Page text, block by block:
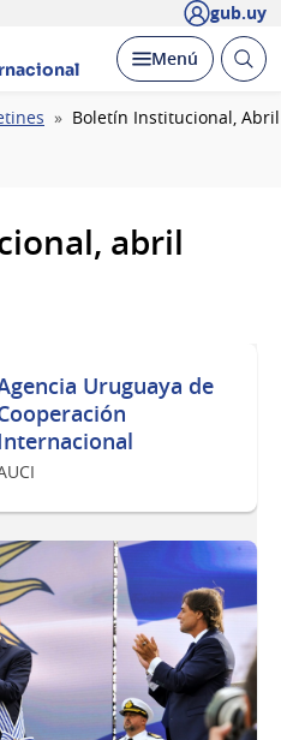
gub.uy
Desplegar
Menú Abrir
Boletín Institucional,
abril
Uruguaya de